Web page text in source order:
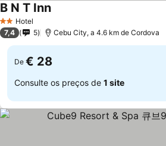
2 Estrelas
Hotel
B N T InnVer preços
7,4 5 Cebu City, a 4.6 km de Cordova
De € 28
Consulte os preços de 1 site